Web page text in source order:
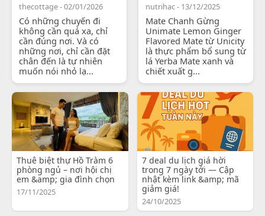
thecottage - 02/01/2026
Có những chuyến đi
không cần quá xa, chỉ
cần đúng nơi. Và có
những nơi, chỉ cần đặt
chân đến là tự nhiên
muốn nói nhỏ lạ...
nutrihac - 13/12/2025
Mate Chanh Gừng
Unimate Lemon Ginger
Flavored Mate từ Unicity
là thực phẩm bổ sung từ
lá Yerba Mate xanh và
chiết xuất g...
Thuê biệt thự Hồ Tràm 6
phòng ngủ – nơi hội chị
em &amp; gia đình chọn
17/11/2025
7 deal du lịch giá hời
trong 7 ngày tới — Cập
nhật kèm link &amp; mã
giảm giá!
24/10/2025